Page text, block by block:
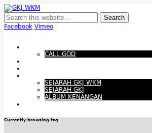
Membangun Gereja Kokoh melalui Pelayanan
Budaya Apresiatif
Facebook Vimeo
CALL GOD
SEJARAH GKJ WKM
SEJARAH GKJ
ALBUM KENANGAN
Currently browsing tag